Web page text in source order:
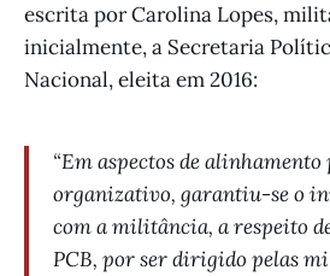
escrita por Carolina Lopes,
inicialmente, a Secretaria
Nacional, eleita em 2016:
“Em aspectos de
organizativo, garantiu-se o
com a militância, a respeito
PCB, por ser dirigido pelas